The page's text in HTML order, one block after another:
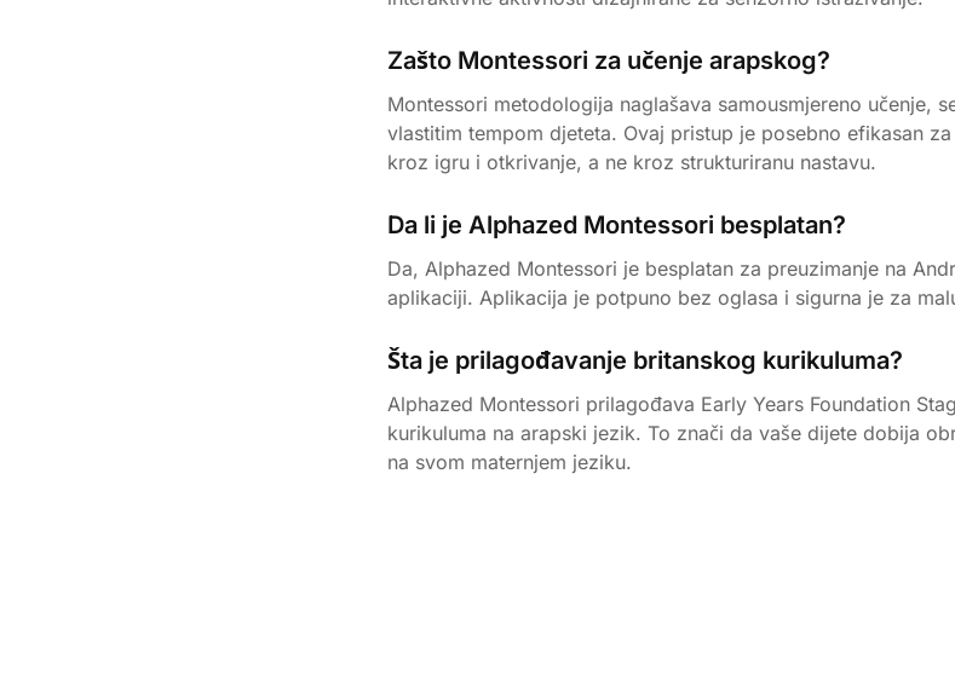
Zašto Montessori za učenje arapskog?
Montessori metodologija naglašava samousmjereno učenje,
vlastitim tempom djeteta. Ovaj pristup je posebno efikasan
kroz igru ​​i otkrivanje, a ne kroz strukturiranu nastavu.
Da li je Alphazed Montessori besplatan?
Da, Alphazed Montessori je besplatan za preuzimanje na
aplikaciji. Aplikacija je potpuno bez oglasa i sigurna je za
Šta je prilagođavanje britanskog kurikuluma?
Alphazed Montessori prilagođava Early Years Foundation
kurikuluma na arapski jezik. To znači da vaše dijete dobija
na svom maternjem jeziku.